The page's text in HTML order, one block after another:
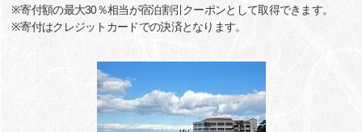
※寄付額の最大30％相当が宿泊割引クーポンとして取得できます。
※寄付はクレジットカードでの決済となります。